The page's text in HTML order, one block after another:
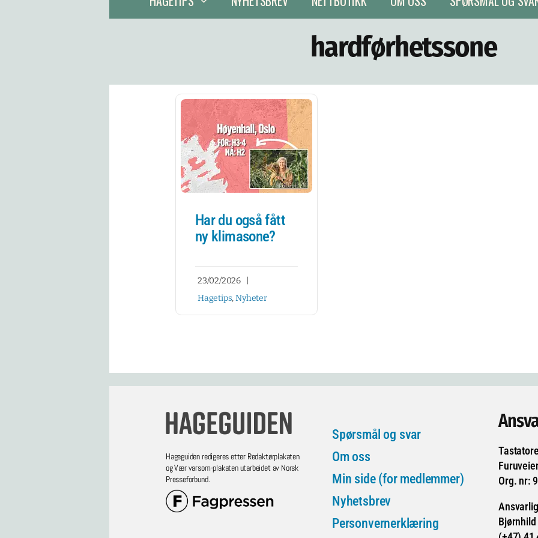
hardførhetssone
Har du også fått
ny klimasone?
23/02/2026
Hagetips,Nyheter
Hageguiden redigeres etter Redaktørplakaten
og Vær varsom-plakaten utarbeidet av Norsk
Presseforbund.
Spørsmål og svar
Om oss
Min side (for medlemmer)
Nyhetsbrev
Personvernerklæring
Org. nr:
Bjørnhild